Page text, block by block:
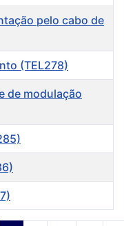
pelo cabo de
(TEL278)
de modulação